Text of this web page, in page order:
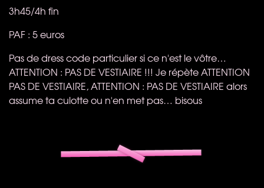
3h45/4h fin
PAF : 5 euros
Pas de dress code particulier si ce n'est le vôtre…
ATTENTION : PAS DE VESTIAIRE !!! Je répèteATTENTION
PAS DE VESTIAIRE,ATTENTION : PAS DE VESTIAIRE alors
assume ta culotte ou n'en met pas… bisous